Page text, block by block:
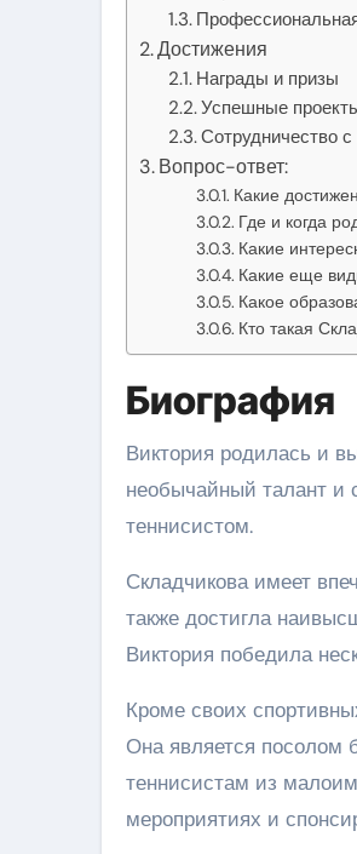
Достижения
Награды и призы
Успешные
Сотрудничество
Вопрос-ответ:
Какие
Где и когда
Какие
Какие еще
Какое
Кто такая
Биография
Виктория родилась и
необычайный талант и
теннисистом.
Складчикова имеет
также достигла
Виктория победила
Кроме своих
Она является посолом
теннисистам из
мероприятиях и